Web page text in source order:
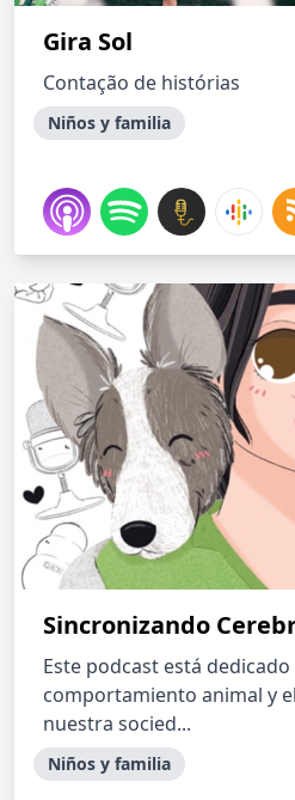
Gira Sol
Contação de histórias
Niños y familia
Sincronizando
Este podcast está
comportamiento animal y
nuestra socied...
Niños y familia